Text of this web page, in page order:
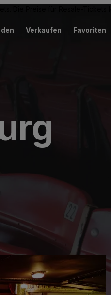
Verkaufen Favoriten